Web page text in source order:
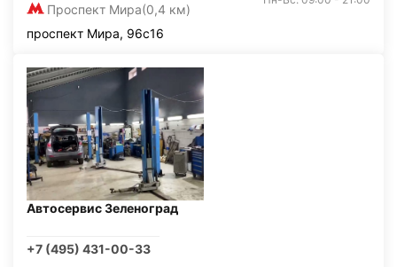
Проспект Мира(0,4 км)
проспект Мира, 96с16
Автосервис Зеленоград
+7 (495) 431-00-33